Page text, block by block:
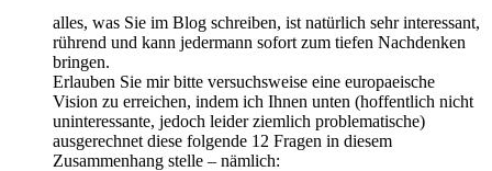
alles, was Sie im Blog schreiben, ist natürlich sehr interessant,
rührend und kann jedermann sofort zum tiefen Nachdenken
bringen.
Erlauben Sie mir bitte versuchsweise eine europaeische
Vision zu erreichen, indem ich Ihnen unten (hoffentlich nicht
uninteressante, jedoch leider ziemlich problematische)
ausgerechnet diese folgende 12 Fragen in diesem
Zusammenhang stelle – nämlich: